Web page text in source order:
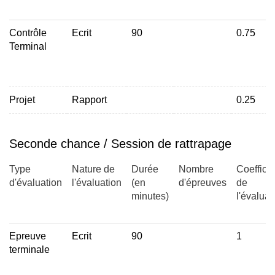
Modalités de prospection, protection, et exploitation des
hydrologique GR4J)
Modélisation hydrogéologique (modèles Feflow et Marthe)
de la ressource en eau
Contrôle
Terminal
Ecrit 90 0.75
Projet Rapport 0.25
Seconde chance / Session de rattrapage
Type
d'évaluation
Nature de
l'évaluation
Durée
(en
minutes)
Nombre
d'épreuves
de
Epreuve
terminale
Ecrit 90 1